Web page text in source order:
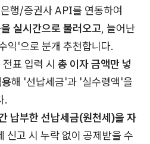
은행/증권사 API를 연동하여
실시간으로 불러오고, 늘어난
익'으로 분개 추천합니다.
표 입력 시 총 이자 금액만 넣
해 '선납세금'과 '실수령액'을
.
납부한 선납세금(원천세)을 자
신고 시 누락 없이 공제받을 수